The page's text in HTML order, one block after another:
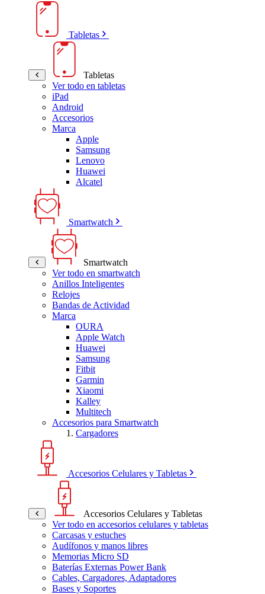
Tabletas
Tabletas
Ver todo en tabletas
iPad
Android
Accesorios
Marca
Apple
Samsung
Lenovo
Huawei
Alcatel
Smartwatch
Smartwatch
Ver todo en smartwatch
Anillos Inteligentes
Relojes
Bandas de Actividad
Marca
OURA
Apple Watch
Huawei
Samsung
Fitbit
Garmin
Xiaomi
Kalley
Multitech
Accesorios para Smartwatch
Cargadores
Accesorios Celulares y Tabletas
Accesorios Celulares y Tabletas
Ver todo en accesorios celulares y tabletas
Carcasas y estuches
Audífonos y manos libres
Memorias Micro SD
Baterías Externas Power Bank
Cables, Cargadores, Adaptadores
Bases y Soportes